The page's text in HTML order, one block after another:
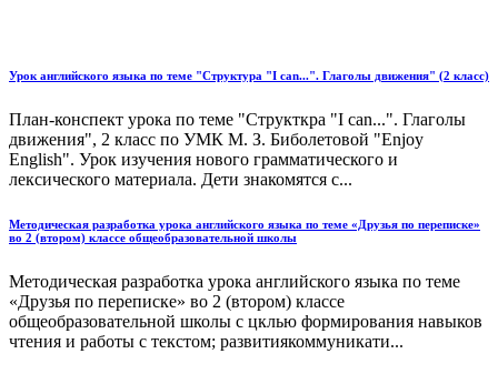
Урок английского языка по теме "Структура "I can...". Глаголы движения" (2 класс)
План-конспект урока по теме "Структкра "I can...". Глаголы
движения", 2 класс по УМК М. З. Биболетовой "Enjoy
English". Урок изучения нового грамматического и
лексического материала. Дети знакомятся с...
Методическая разработка урока английского языка по теме «Друзья по переписке»
во 2 (втором) классе общеобразовательной школы
Методическая разработка урока английского языка по теме
«Друзья по переписке» во 2 (втором) классе
общеобразовательной школы с цклью формирования навыков
чтения и работы с текстом; развитиякоммуникати...